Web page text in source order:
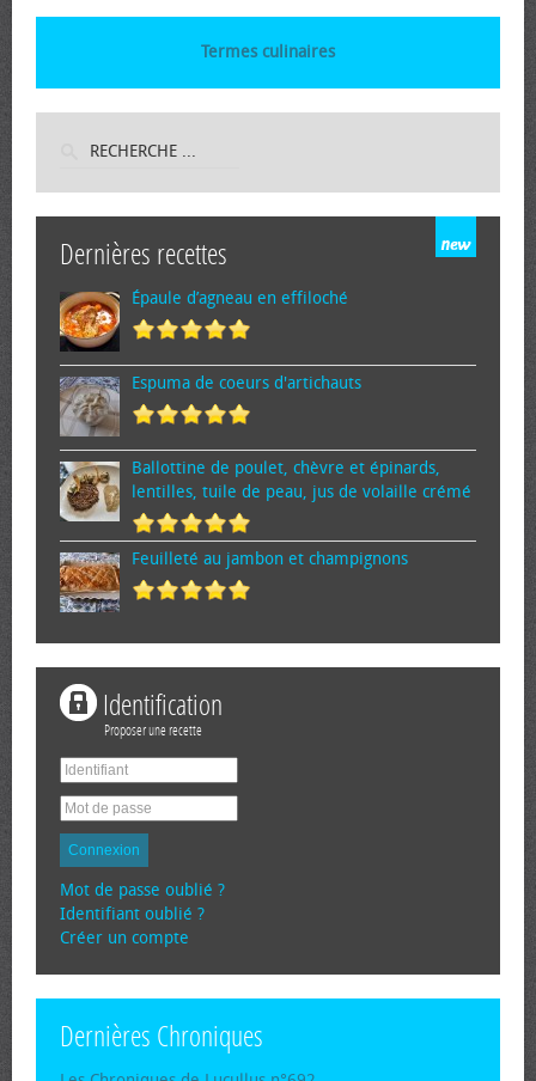
Termes culinaires
Dernières recettes
Épaule d’agneau en effiloché
Espuma de cœurs d'artichauts
Ballottine de poulet, chèvre et épinards,
lentilles, tuile de peau, jus de volaille crémé
Feuilleté au jambon et champignons
Identification
Proposer une recette
Connexion
Mot de passe oublié ?
Identifiant oublié ?
Créer un compte
Dernières Chroniques